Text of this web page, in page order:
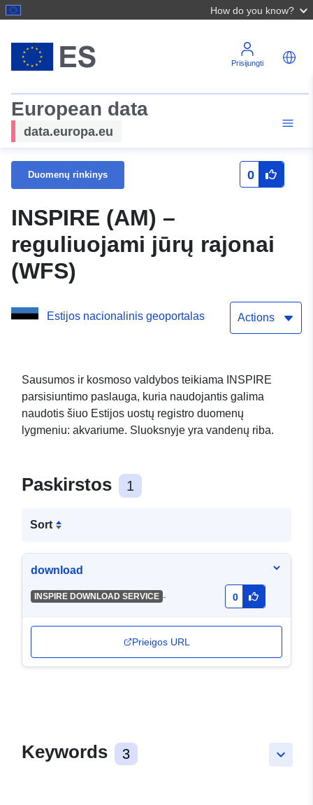
How do you know?
Prisijungti
European data
data.europa.eu
Duomenų rinkinys 0
INSPIRE (AM) –
reguliuojami jūrų rajonai
(WFS)
Estijos nacionalinis geoportalas Actions
Sausumos ir kosmoso valdybos teikiama INSPIRE
parsisiuntimo paslauga, kuria naudojantis galima
naudotis šiuo Estijos uostų registro duomenų
lygmeniu: akvariume. Sluoksnyje yra vandenų riba.
Paskirstos 1
Sort
download
INSPIRE DOWNLOAD SERVICE - 0
Prieigos URL
keyboard_arrow_down
Keywords 3